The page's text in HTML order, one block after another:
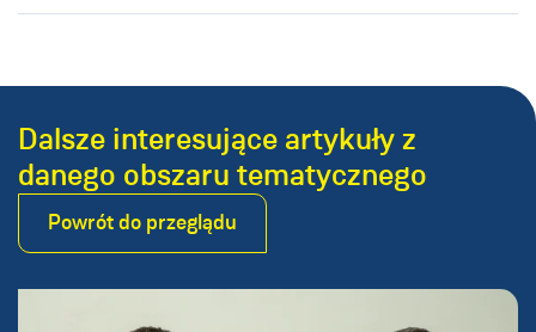
Dalsze interesujące artykuły z
danego obszaru tematycznego
Powrót do przeglądu